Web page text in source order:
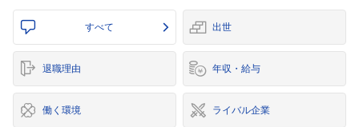
すべて 出世
退職理由 年収・給与
働く環境 ライバル企業